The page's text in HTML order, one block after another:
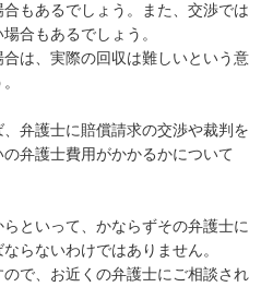
もあるでしょう。また、交渉では
合もあるでしょう。
は、実際の回収は難しいという意
弁護士に賠償請求の交渉や裁判を
弁護士費用がかかるかについて
といって、かならずその弁護士に
らないわけではありません。
で、お近くの弁護士にご相談され